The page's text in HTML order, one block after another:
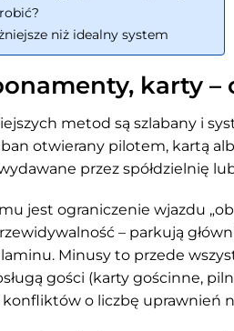
niż idealny system
karty
metod są szlabany i
otwierany pilotem, kartą
przez spółdzielnię
jest ograniczenie wjazdu
– parkują
Minusy to przede
gości (karty gościnne,
o liczbę uprawnień